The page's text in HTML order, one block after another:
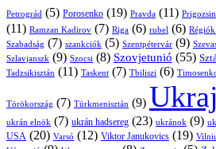
Petrográd (5) Porosenko (19) Pravda (11) Prigozsin
(11) Ramzan Kadirov (7) Riga (6) rubel (6)
Szabadság (7) szankciók (5) Szentpétervár (9)
Szlavjanszk (9) Szocsi (8) Szovjetunió (55)
Tadzsikisztán (11) Taskent (7) Tbiliszi (6)
Törökország (7) Türkmenisztán (9)
ukrán elnök (7) ukrán hadsereg (23) ukránok (9)
USA (20) Varsó (12) Viktor Janukovics (19)